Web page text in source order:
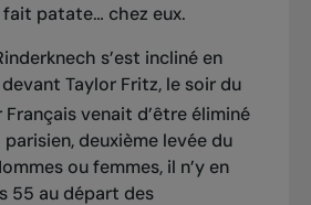
fait patate… chez eux.
s’est incliné en
Taylor Fritz, le soir du
venait d’être éliminé
deuxième levée du
ou femmes, il n’y en
55 au départ des